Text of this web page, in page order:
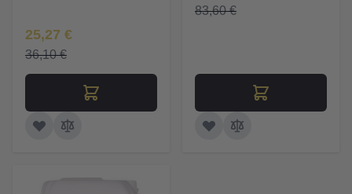
Īpaša Cena
25,27 €
36,10 €
83,60 €